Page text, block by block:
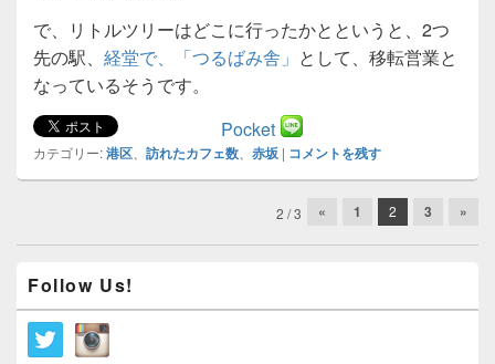
で、リトルツリーはどこに行ったかとというと、2つ
先の駅、 経堂で、「つるばみ舎」 として、移転営業と
なっているそうです。
Pocket
カテゴリー:港区 訪れたカフェ数 赤坂 | コメントを残す
ビ
ゲ
ー
シ
2 / 3 « 1 2 3 »
イ
ン
サ
Follow Us!